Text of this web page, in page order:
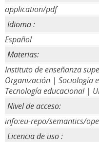
application/pdf
Idioma :
Español
Materias:
Instituto de enseñanza
Organización | Sociología
Tecnología educacional |
Nivel de acceso:
info:eu-repo/semantics/
Licencia de uso :